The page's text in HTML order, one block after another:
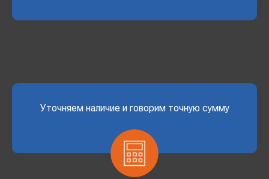
Уточняем наличие и говорим точную сумму